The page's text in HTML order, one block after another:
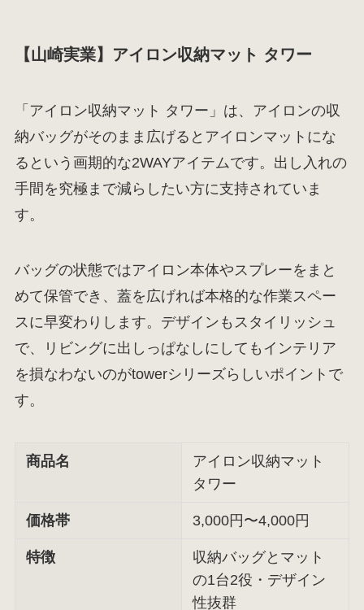
【山崎実業】アイロン収納マット タワー
「アイロン収納マット タワー」は、アイロンの収
納バッグがそのまま広げるとアイロンマットにな
るという画期的な2WAYアイテムです。出し入れの
手間を究極まで減らしたい方に支持されていま
す。
バッグの状態ではアイロン本体やスプレーをまと
めて保管でき、蓋を広げれば本格的な作業スペー
スに早変わりします。デザインもスタイリッシュ
で、リビングに出しっぱなしにしてもインテリア
を損なわないのがtowerシリーズらしいポイントで
す。
商品名
アイロン収納マット
タワー
価格帯 3,000円〜4,000円
特徴
収納バッグとマット
の1台2役・デザイン
性抜群